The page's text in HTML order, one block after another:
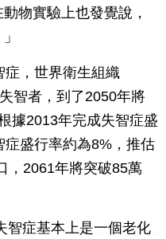
物實驗上也發覺說，
症，世界衛生組織
智者，到了2050年將
據2013年完成失智症盛
盛行率約為8%，推估
，2061年將突破85萬
智症基本上是一個老化